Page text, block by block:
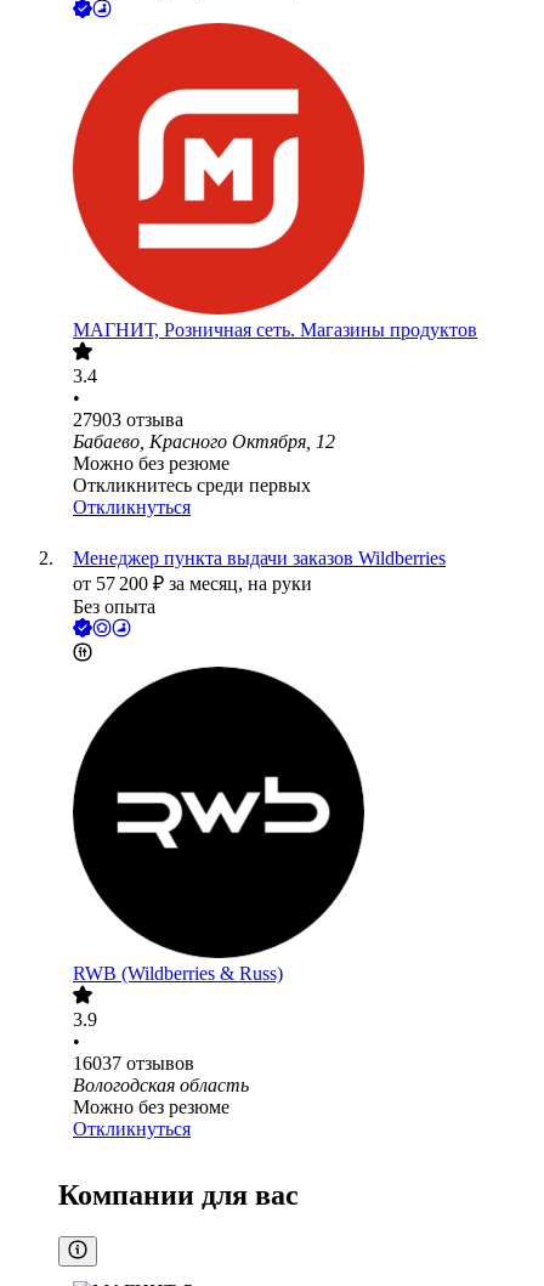
МАГНИТ, Розничная сеть. Магазины продуктов
3.4
•
27903 отзыва
Бабаево, Красного Октября, 12
Можно без резюме
Откликнитесь среди первых
Откликнуться
Менеджер пункта выдачи заказов Wildberries
от 57 200 ₽ за месяц, на руки
Без опыта
RWB (Wildberries & Russ)
3.9
•
16037 отзывов
Вологодская область
Можно без резюме
Откликнуться
Компании для вас